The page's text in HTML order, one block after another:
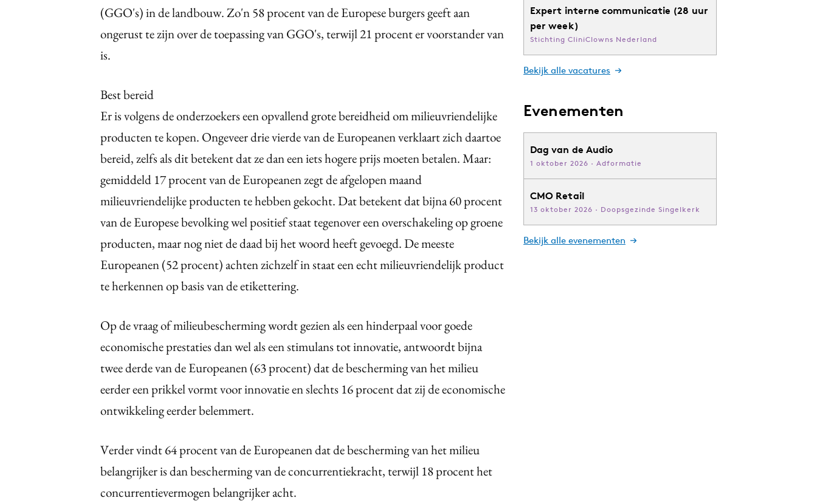
(GGO's) in de landbouw. Zo'n 58 procent van de Europese burgers geeft aan
ongerust te zijn over de toepassing van GGO's, terwijl 21 procent er voorstander van
is.
Best bereid
Er is volgens de onderzoekers een opvallend grote bereidheid om milieuvriendelijke
producten te kopen. Ongeveer drie vierde van de Europeanen verklaart zich daartoe
bereid, zelfs als dit betekent dat ze dan een iets hogere prijs moeten betalen. Maar:
gemiddeld 17 procent van de Europeanen zegt de afgelopen maand
milieuvriendelijke producten te hebben gekocht. Dat betekent dat bijna 60 procent
van de Europese bevolking wel positief staat tegenover een overschakeling op groene
producten, maar nog niet de daad bij het woord heeft gevoegd. De meeste
Europeanen (52 procent) achten zichzelf in staat een echt milieuvriendelijk product
te herkennen op basis van de etikettering.
Op de vraag of milieubescherming wordt gezien als een hinderpaal voor goede
economische prestaties dan wel als een stimulans tot innovatie, antwoordt bijna
twee derde van de Europeanen (63 procent) dat de bescherming van het milieu
eerder een prikkel vormt voor innovatie en slechts 16 procent dat zij de economische
ontwikkeling eerder belemmert.
Verder vindt 64 procent van de Europeanen dat de bescherming van het milieu
belangrijker is dan bescherming van de concurrentiekracht, terwijl 18 procent het
concurrentievermogen belangrijker acht.
Expert interne communicatie (28 uur
per week)
Stichting CliniClowns Nederland
Bekijk alle vacatures
Evenementen
Dag van de Audio
1 oktober 2026 · Adformatie
CMO Retail
13 oktober 2026 · Doopsgezinde Singelkerk
Bekijk alle evenementen